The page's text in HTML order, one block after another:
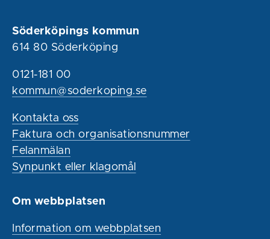
Söderköpings kommun
614 80 Söderköping
0121-181 00
kommun@soderkoping.se
Kontakta oss
Faktura och organisationsnummer
Felanmälan
Synpunkt eller klagomål
Om webbplatsen
Information om webbplatsen